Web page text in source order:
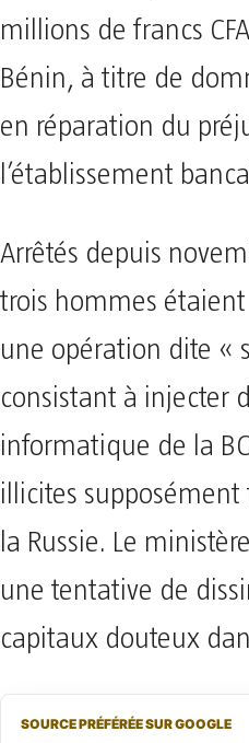
millions de francs
Bénin, à titre de
en réparation du
l’établissement
Arrêtés depuis
trois hommes
une opération dite «
consistant à injecter
informatique de la
illicites supposément
la Russie. Le
une tentative de
capitaux douteux
SOURCE PRÉFÉRÉE SUR GOOGLE